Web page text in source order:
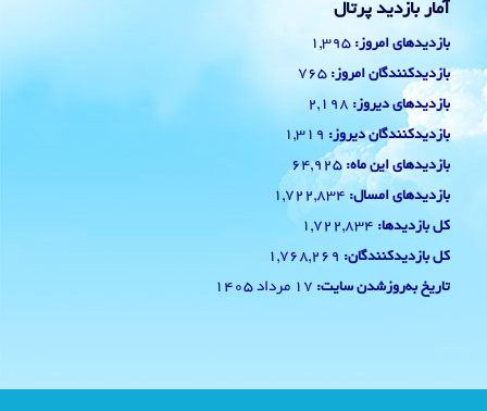
آمار بازدید پرتال
بازدیدهای امروز: 1,395
بازدیدکنندگان امروز: 765
بازدیدهای دیروز: 2,198
بازدیدکنندگان دیروز: 1,319
بازدیدهای این ماه: 64,925
بازدیدهای امسال: 1,722,834
کل بازدیدها: 1,722,834
کل بازدیدکنند‌گان: 1,768,269
تاریخ به‌روزشدن سایت: 17 مرداد 1405